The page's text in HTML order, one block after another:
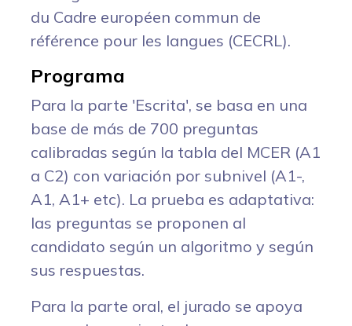
du Cadre européen commun de
référence pour les langues (CECRL).
Programa
Para la parte 'Escrita', se basa en una
base de más de 700 preguntas
calibradas según la tabla del MCER (A1
a C2) con variación por subnivel (A1-,
A1, A1+ etc). La prueba es adaptativa:
las preguntas se proponen al
candidato según un algoritmo y según
sus respuestas.
Para la parte oral, el jurado se apoya